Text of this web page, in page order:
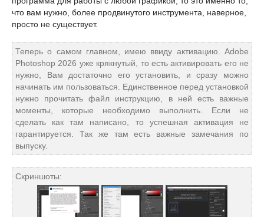
что вам нужно, более продвинутого инструмента, наверное,
просто не существует.
Теперь о самом главном, имею ввиду активацию. Adobe
Photoshop 2026 уже крякнутый, то есть активировать его не
нужно, Вам достаточно его установить, и сразу можно
начинать им пользоваться. Единственное перед установкой
нужно прочитать файл инструкцию, в ней есть важные
моменты, которые необходимо выполнить. Если не
сделать как там написано, то успешная активация не
гарантируется. Так же там есть важные замечания по
выпуску.
Скриншоты: